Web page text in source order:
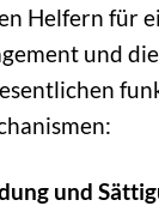
Helfern für
und
und